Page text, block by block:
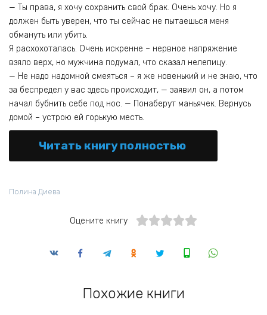
— Ты права, я хочу сохранить свой брак. Очень хочу. Но я
должен быть уверен, что ты сейчас не пытаешься меня
обмануть или убить.
Я расхохоталась. Очень искренне – нервное напряжение
взяло верх, но мужчина подумал, что сказал нелепицу.
— Не надо надомной смеяться – я же новенький и не знаю, что
за беспредел у вас здесь происходит, — заявил он, а потом
начал бубнить себе под нос. — Понаберут маньячек. Вернусь
домой – устрою ей горькую месть.
Читать книгу полностью
Полина Диева
Оцените книгу
Похожие книги